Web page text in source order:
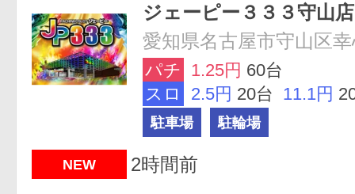
ジェーピー３３３守山店
愛知県名古屋市守山区
パチ 1.25円 60台
スロ
2.5円 20台 11.1円
駐車場 駐輪場
NEW 2時間前